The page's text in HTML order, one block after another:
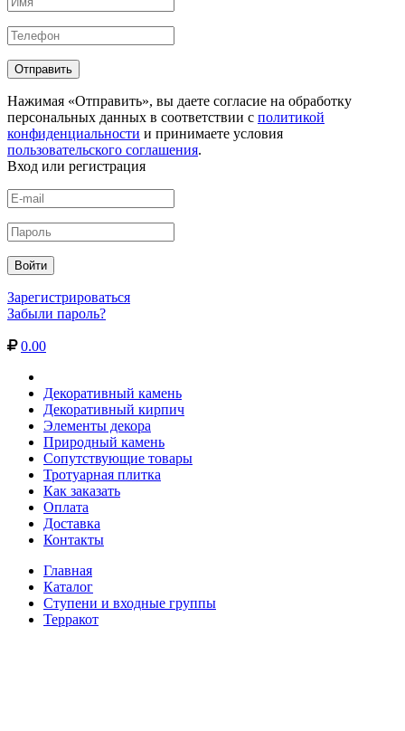
Нажимая «Отправить», вы даете согласие на обработку
персональных данных в соответствии с политикой
конфиденциальности и принимаете условия
пользовательского соглашения.
Вход или регистрация
Зарегистрироваться
Забыли пароль?
0.00
Декоративный камень
Декоративный кирпич
Элементы декора
Природный камень
Сопутствующие товары
Тротуарная плитка
Как заказать
Оплата
Доставка
Контакты
Главная
Каталог
Ступени и входные группы
Терракот